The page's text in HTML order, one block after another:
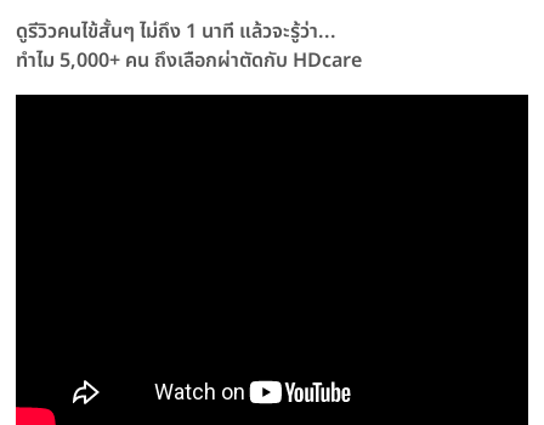
ดูรีวิวคนไข้สั้นๆ ไม่ถึง 1 นาที แล้วจะรู้ว่า...
ทำไม 5,000+ คน ถึงเลือกผ่าตัดกับ HDcare